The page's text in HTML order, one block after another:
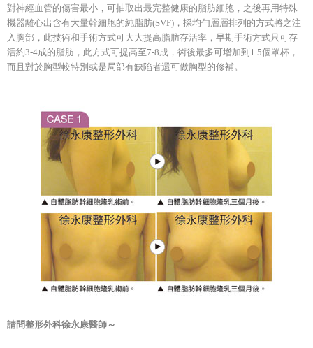
對神經血管的傷害最小，可抽取出最完整健康的脂肪細胞，之後再用特殊
機器離心出含有大量幹細胞的純脂肪(SVF)，採均勻層層排列的方式將之注
入胸部，此技術和手術方式可大大提高脂肪存活率，早期手術方式只可存
活約3-4成的脂肪，此方式可提高至7-8成，術後最多可增加到1.5個罩杯，
而且對於胸型較特別或是局部有缺陷者還可做胸型的修補。
請問整形外科徐永康醫師～